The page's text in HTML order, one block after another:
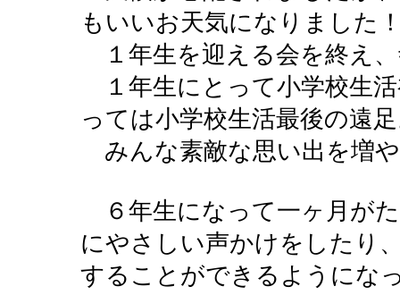
もいいお天気になりました
１年生を迎える会を終え
１年生にとって小学校生
っては小学校生活最後の遠
みんな素敵な思い出を増
６年生になって一ヶ月が
にやさしい声かけをしたり
することができるようにな